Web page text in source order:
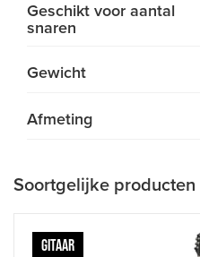
Geschikt voor aantal
snaren
Gewicht
Afmeting
Soortgelijke producten
GITAAR